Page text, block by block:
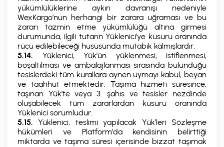
yükümlülüklerine aykırı davranışı nedeniyle
WexKargo’nun herhangi bir zarara uğraması ve bu
zararı tazmin etme yükümlülüğü altına girmesi
durumunda, ilgili tutarın Yüklenici’ye kusuru oranında
rücu edilebileceği hususunda mutabık kalmışlardır.
5.14. Yüklenici, Yük’ün yüklenmesi, istiflenmesi,
boşaltılması ve ambalajlanması sırasında bulunduğu
tesislerdeki tüm kurallara aynen uymayı kabul, beyan
ve taahhüt etmektedir. Taşıma hizmeti süresince,
taşınan Yük’te veya 3. şahıs ve tesisler nezdinde
oluşabilecek tüm zararlardan kusuru oranında
Yüklenici sorumludur.
5.15. Yüklenici, teslimi yapılacak Yük’leri Sözleşme
hükümleri ve Platform’da kendisinin belirttiği
miktarda ve taşıma süresi içerisinde bizzat taşımak